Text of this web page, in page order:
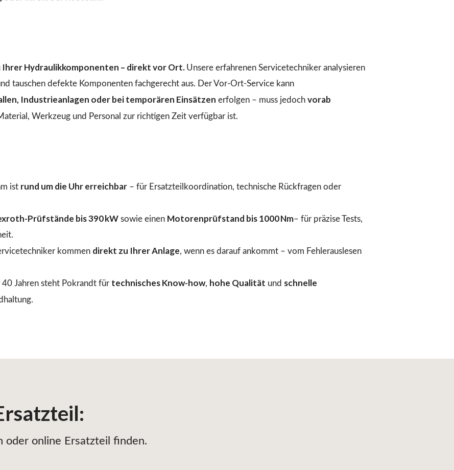
Ihrer Hydraulikkomponenten – direkt vor Ort. Unsere erfahrenen Servicetechniker analysieren
tauschen defekte Komponenten fachgerecht aus. Der Vor-Ort-Service kann
Industrieanlagen oder bei temporären Einsätzen erfolgen – muss jedoch vorab
Werkzeug und Personal zur richtigen Zeit verfügbar ist.
ist rund um die Uhr erreichbar– für Ersatzteilkoordination, technische Rückfragen oder
Prüfstände bis 390 kWsowie einen Motorenprüfstand bis 1000 Nm– für präzise Tests,
kommen direkt zu Ihrer Anlage, wenn es darauf ankommt – vom Fehlerauslesen
Jahren steht Pokrandt für technisches Know-how, hohe Qualität und schnelle
:
online Ersatzteil finden.